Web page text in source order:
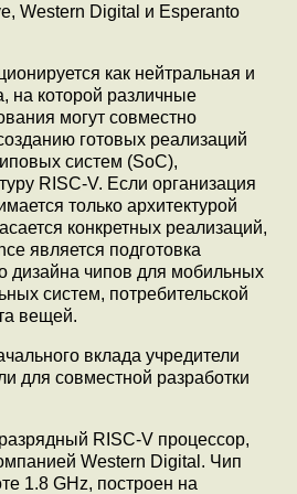
Western Digital и Esperanto
как нейтральная и
на которой различные
могут совместно
готовых реализаций
систем (SoC),
RISC-V. Если организация
только архитектурой
конкретных реализаций,
является подготовка
дизайна чипов для мобильных
систем, потребительской
вещей.
вклада учредители
для совместной разработки
RISC-V процессор,
Western Digital. Чип
1.8 GHz, построен на